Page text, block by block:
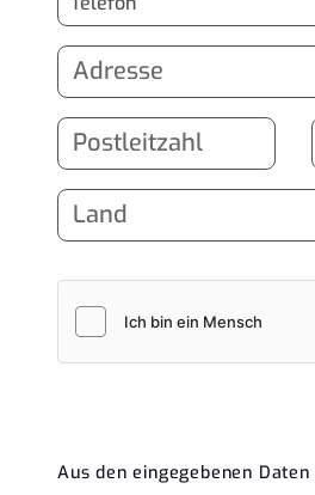
Aus den eingegebenen